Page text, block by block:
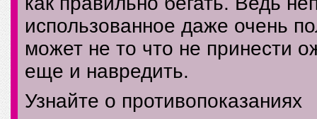
использованное даже очень
может не то что не принести
еще и навредить.
Узнайте о противопоказаниях